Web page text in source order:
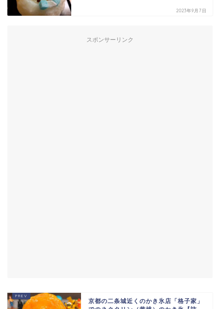
2023年9月7日
スポンサーリンク
京都の二条城近くのかき氷店「格子家」